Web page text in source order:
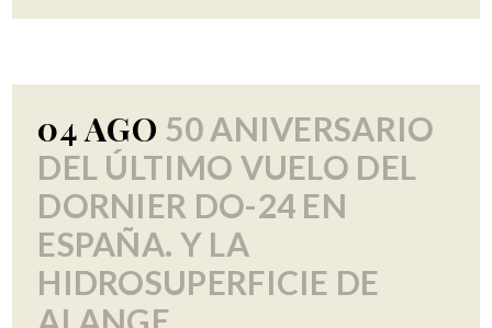
04 AGO 50 ANIVERSARIO
DEL ÚLTIMO VUELO DEL
DORNIER DO-24 EN
ESPAÑA. Y LA
HIDROSUPERFICIE DE